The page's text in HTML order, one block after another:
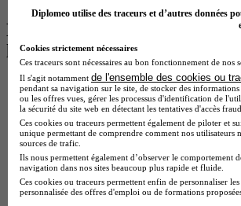
Les intitulés de diplôme par
les plus recherchés
BTS Esf en alternance
BTS Dietetique en alternance
BTS Mco en alternance
BTS Pi en alternance
BTS Sp3s en alternance
Master CCA en alternance
BTS Ndrc en alternance
BTS Sam en alternance
Cap Fleuriste en alternance
Diplomeo utilise des traceurs et d’autres données
Cookies strictement nécessaires
Ces traceurs sont nécessaires au bon fonctionnement de nos
Il s'agit notamment de l'ensemble des cookies ou
pendant sa navigation sur le site, de stocker des
ou les offres vues, gérer les processus d'identification de
la sécurité du site web en détectant les tentatives d'accès
Ces cookies ou traceurs permettent également de piloter et
unique permettant de comprendre comment nos utilisateurs
sources de trafic.
Ils nous permettent également d’observer le
navigation dans nos sites beaucoup plus rapide et fluide.
Ces cookies ou traceurs permettent enfin de personnaliser
personnalisée des offres d'emploi ou de formations